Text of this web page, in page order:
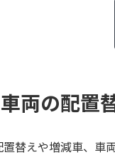
両の配置
置替えや増減車、車